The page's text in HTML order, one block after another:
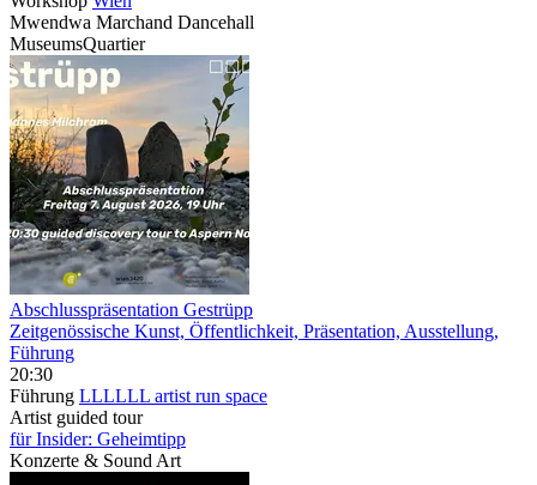
Mwendwa Marchand Dancehall
MuseumsQuartier
Abschlusspräsentation Gestrüpp
Zeitgenössische Kunst, Öffentlichkeit, Präsentation, Ausstellung,
Führung
20:30
Führung LLLLLL artist run space
Artist guided tour
für Insider: Geheimtipp
Konzerte & Sound Art